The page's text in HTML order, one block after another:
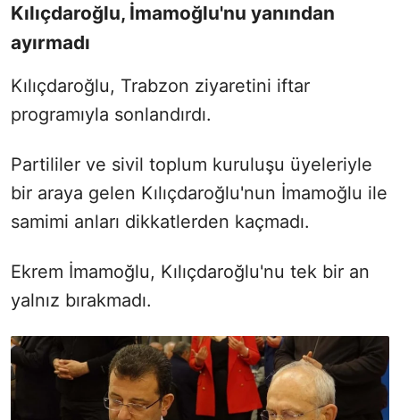
Kılıçdaroğlu, İmamoğlu'nu yanından
ayırmadı
Kılıçdaroğlu, Trabzon ziyaretini iftar
programıyla sonlandırdı.
Partililer ve sivil toplum kuruluşu üyeleriyle
bir araya gelen Kılıçdaroğlu'nun İmamoğlu ile
samimi anları dikkatlerden kaçmadı.
Ekrem İmamoğlu, Kılıçdaroğlu'nu tek bir an
yalnız bırakmadı.